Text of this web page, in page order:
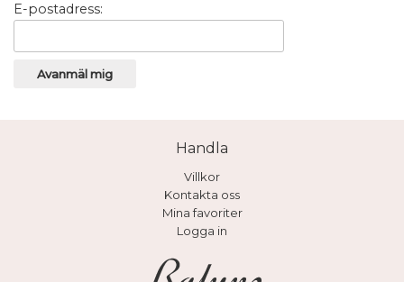
E-postadress:
Handla
Villkor
Kontakta oss
Mina favoriter
Logga in